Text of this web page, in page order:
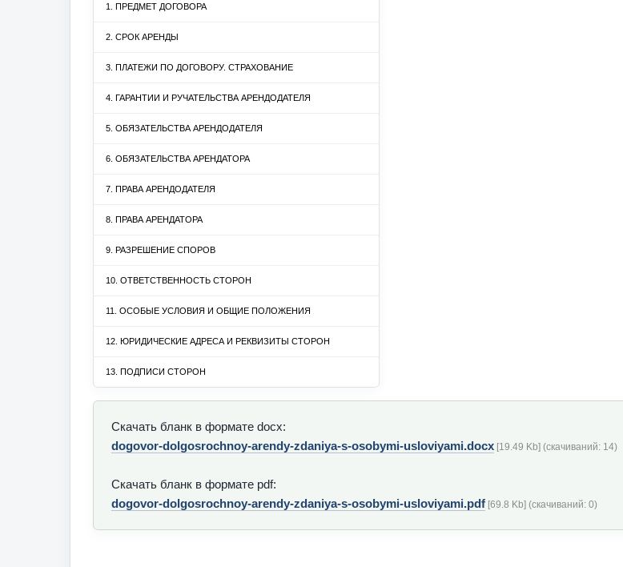
1. ПРЕДМЕТ ДОГОВОРА
2. СРОК АРЕНДЫ
3. ПЛАТЕЖИ ПО ДОГОВОРУ. СТРАХОВАНИЕ
4. ГАРАНТИИ И РУЧАТЕЛЬСТВА АРЕНДОДАТЕЛЯ
5. ОБЯЗАТЕЛЬСТВА АРЕНДОДАТЕЛЯ
6. ОБЯЗАТЕЛЬСТВА АРЕНДАТОРА
7. ПРАВА АРЕНДОДАТЕЛЯ
8. ПРАВА АРЕНДАТОРА
9. РАЗРЕШЕНИЕ СПОРОВ
10. ОТВЕТСТВЕННОСТЬ СТОРОН
11. ОСОБЫЕ УСЛОВИЯ И ОБЩИЕ ПОЛОЖЕНИЯ
12. ЮРИДИЧЕСКИЕ АДРЕСА И РЕКВИЗИТЫ СТОРОН
13. ПОДПИСИ СТОРОН
Скачать бланк в формате docx:
dogovor-dolgosrochnoy-arendy-zdaniya-s-osobymi-usloviyami.docx [19.49 Kb] (cкачиваний: 14)
Скачать бланк в формате pdf:
dogovor-dolgosrochnoy-arendy-zdaniya-s-osobymi-usloviyami.pdf [69.8 Kb] (cкачиваний: 0)